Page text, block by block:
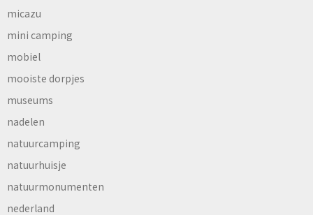
micazu
mini camping
mobiel
mooiste dorpjes
museums
nadelen
natuurcamping
natuurhuisje
natuurmonumenten
nederland